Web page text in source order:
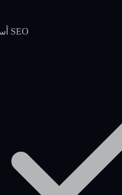
أساسيات SEO